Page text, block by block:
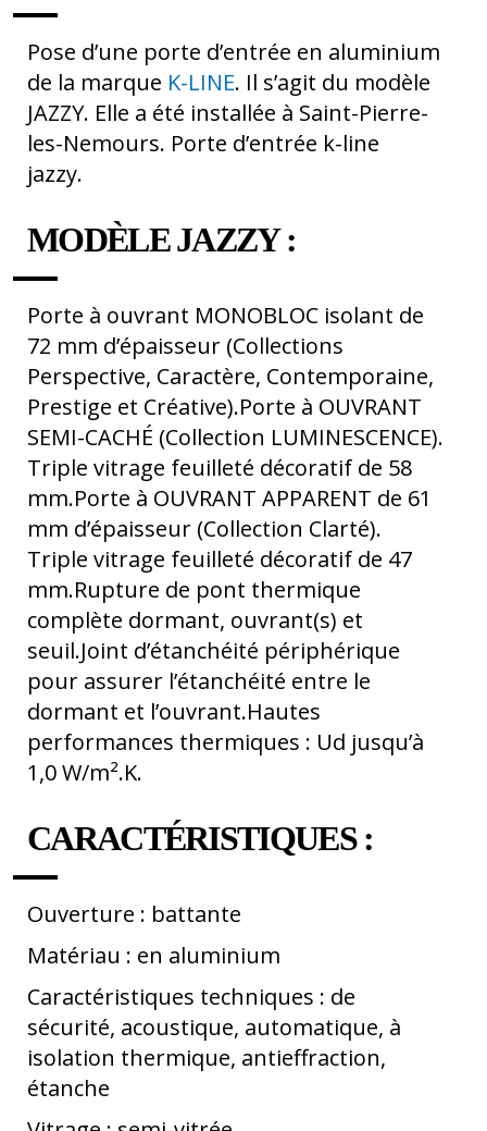
Pose d’une porte d’entrée en aluminium
de la marque K-LINE. Il s’agit du modèle
JAZZY. Elle a été installée à Saint-Pierre-
les-Nemours. Porte d’entrée k-line
jazzy.
MODÈLE JAZZY :
Porte à ouvrant MONOBLOC isolant de
72 mm d’épaisseur (Collections
Perspective, Caractère, Contemporaine,
Prestige et Créative).Porte à OUVRANT
SEMI-CACHÉ (Collection LUMINESCENCE).
Triple vitrage feuilleté décoratif de 58
mm.Porte à OUVRANT APPARENT de 61
mm d’épaisseur (Collection Clarté).
Triple vitrage feuilleté décoratif de 47
mm.Rupture de pont thermique
complète dormant, ouvrant(s) et
seuil.Joint d’étanchéité périphérique
pour assurer l’étanchéité entre le
dormant et l’ouvrant.Hautes
performances thermiques : Ud jusqu’à
1,0 W/m².K.
CARACTÉRISTIQUES :
Ouverture : battante
Matériau : en aluminium
Caractéristiques techniques : de
sécurité, acoustique, automatique, à
isolation thermique, antieffraction,
étanche